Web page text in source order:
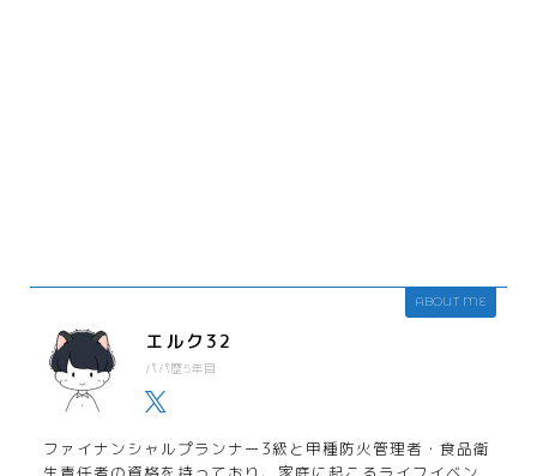
ABOUT ME
エルク32
パパ歴5年目
ファイナンシャルプランナー3級と甲種防火管理者・食品衛